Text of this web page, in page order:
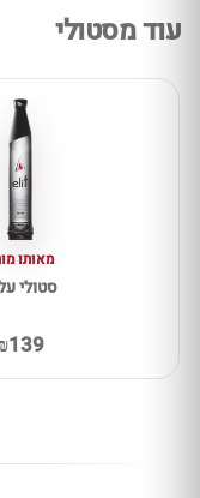
עוד מסטולי
מאותו
סטולי